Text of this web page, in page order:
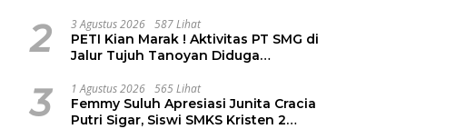
2 3 Agustus 2026 587 Lihat
PETI Kian Marak ! Aktivitas PT SMG di
Jalur Tujuh Tanoyan Diduga
3 1 Agustus 2026 565 Lihat
Femmy Suluh Apresiasi Junita Cracia
Putri Sigar, Siswi SMKS Kristen 2